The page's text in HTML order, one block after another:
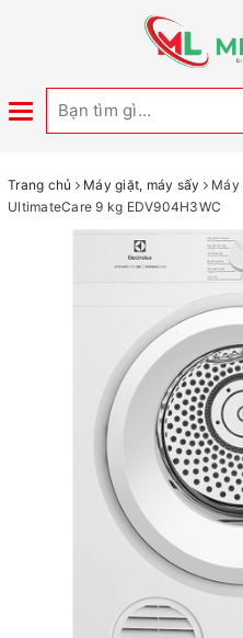
Toggle
Trang chủ Máy giặt, máy sấy
Máy
UltimateCare 9 kg EDV904H3WC